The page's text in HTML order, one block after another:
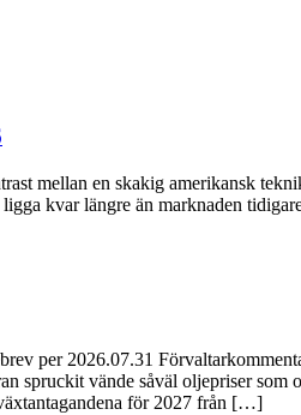
mellan en skakig amerikansk
kvar längre än marknaden
per 2026.07.31
spruckit vände såväl oljepriser
för 2027 från […]